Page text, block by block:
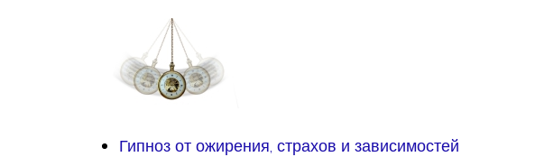
Гипноз от ожирения, страхов и зависимостей